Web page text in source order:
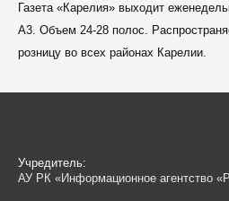
Газета «Карелия» выходит
A3. Объем 24-28 полос.
розницу во всех районах Карелии.
Учредитель:
АУ РК «Информационное агентство